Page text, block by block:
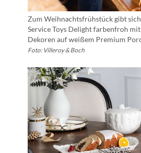
Zum Weihnachtsfrühstück gibt
Service Toys Delight farbenfroh
Dekoren auf weißem Premium
Foto: Villeroy & Boch